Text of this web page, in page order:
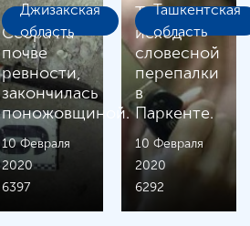
Джизакская
область
Ссора на
почве
ревности,
закончилась
поножовщиной.
10 Февраля
2020
6397
Ташкентская
область
Трагический
исход
словесной
перепалки
в
Паркенте.
10 Февраля
2020
6292